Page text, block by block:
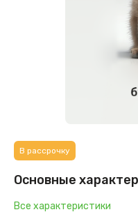
В рассрочку
Основные
Все характеристики